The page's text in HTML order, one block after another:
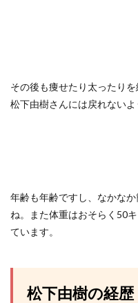
その後も痩せたり太ったり
松下由樹さんには戻れないよ
年齢も年齢ですし、なかな
ね。また体重はおそらく50
ています。
松下由樹の経